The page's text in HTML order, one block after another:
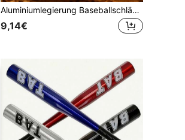
Aluminiumlegierung Baseballschläger, in mehreren Farben erhältlich, rutschfester Griff, dicke Rohrwand für Stabilität und Langlebigkeit, leichter Softballschläger geeignet für Baseballtraining und verschiedene Sportaktivitäten
9,14€